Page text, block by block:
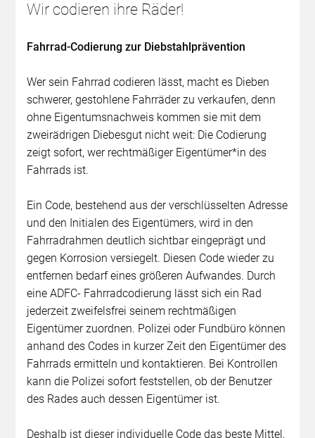
Wir codieren ihre Räder!
Fahrrad-Codierung zur Diebstahlprävention
Wer sein Fahrrad codieren lässt, macht es Dieben
schwerer, gestohlene Fahrräder zu verkaufen, denn
ohne Eigentumsnachweis kommen sie mit dem
zweirädrigen Diebesgut nicht weit: Die Codierung
zeigt sofort, wer rechtmäßiger Eigentümer*in des
Fahrrads ist.
Ein Code, bestehend aus der verschlüsselten Adresse
und den Initialen des Eigentümers, wird in den
Fahrradrahmen deutlich sichtbar eingeprägt und
gegen Korrosion versiegelt. Diesen Code wieder zu
entfernen bedarf eines größeren Aufwandes. Durch
eine ADFC- Fahrradcodierung lässt sich ein Rad
jederzeit zweifelsfrei seinem rechtmäßigen
Eigentümer zuordnen. Polizei oder Fundbüro können
anhand des Codes in kurzer Zeit den Eigentümer des
Fahrrads ermitteln und kontaktieren. Bei Kontrollen
kann die Polizei sofort feststellen, ob der Benutzer
des Rades auch dessen Eigentümer ist.
Deshalb ist dieser individuelle Code das beste Mittel,